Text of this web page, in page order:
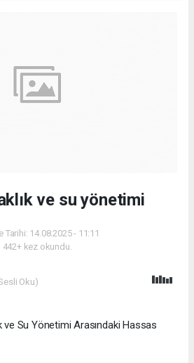
ve su yönetimi
Tarihi: 14.08.2025 - 11:11
442+ kez okundu.
Oku)
ve Su Yönetimi Arasındaki Hassas